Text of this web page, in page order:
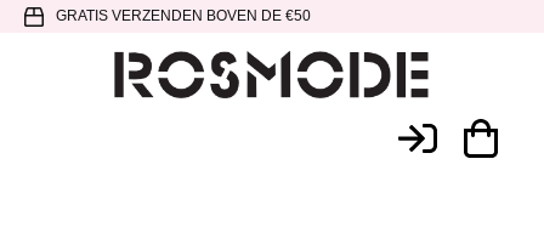
Spring
hoofdnavigatie
Door
SpringGRATIS VERZENDEN BOVEN DE €50